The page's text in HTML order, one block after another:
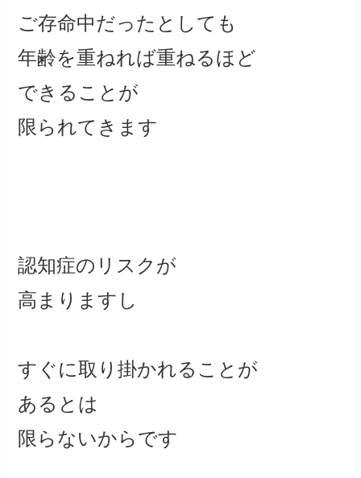
ご存命中だったとしても
年齢を重ねれば重ねるほど
できることが
限られてきます
認知症のリスクが
高まりますし
すぐに取り掛かれることが
あるとは
限らないからです